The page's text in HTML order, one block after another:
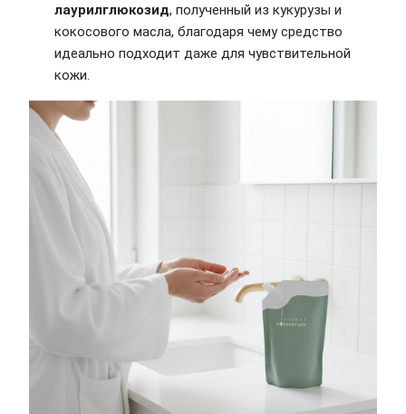
лаурилглюкозид, полученный из кукурузы и
кокосового масла, благодаря чему средство
идеально подходит даже для чувствительной
кожи.